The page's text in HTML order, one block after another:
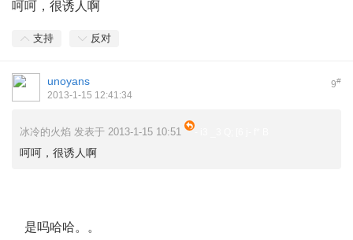
呵呵，很诱人啊
支持 反对
9#
unoyans
2013-1-15 12:41:34
冰冷的火焰 发表于 2013-1-15 10:51
呵呵，很诱人啊
是吗哈哈。。